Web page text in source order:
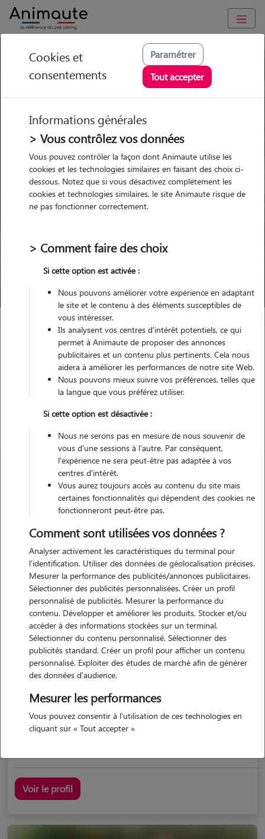
Trouvez votre gardien idéal !
Garde
chez le Pet Sitter
Garde
chez le Pet Sitter Visites
Visites
Pour quel animal ?
Trouver mon Pet Sitter
Garde animaux France Auvergne-Rhône-Alpes
Isère
Le Grand-Lemps
Nos cat sitters à Le Grand-Lemps
Cindy
CHABONS 38690
maison
pet sitter professionnelle
Voir le profil
Cookies et
consentements
Paramétrer
Tout accepter
Informations générales
> Vous contrôlez vos données
Vous pouvez contrôler la façon dont Animaute utilise les
cookies et les technologies similaires en faisant des choix ci-
dessous. Notez que si vous désactivez complètement les
cookies et technologies similaires, le site Animaute risque de
ne pas fonctionner correctement.
> Comment faire des choix
Si cette option est activée :
Nous pouvons améliorer votre expérience en adaptant
le site et le contenu à des éléments susceptibles de
vous intéresser.
Ils analysent vos centres d'intérêt potentiels, ce qui
permet à Animaute de proposer des annonces
publicitaires et un contenu plus pertinents. Cela nous
aidera à améliorer les performances de notre site Web.
Nous pouvons mieux suivre vos préférences, telles que
la langue que vous préférez utiliser.
Si cette option est désactivée :
Nous ne serons pas en mesure de nous souvenir de
vous d'une sessions à l'autre. Par conséquent,
l'expérience ne sera peut-être pas adaptée à vos
centres d'intérêt.
Vous aurez toujours accès au contenu du site mais
certaines fonctionnalités qui dépendent des cookies ne
fonctionneront peut-être pas.
Comment sont utilisées vos données ?
Analyser activement les caractéristiques du terminal pour
l'identification. Utiliser des données de géolocalisation précises.
Mesurer la performance des publicités/annonces publicitaires.
Sélectionner des publicités personnalisées. Créer un profil
personnalisé de publicités. Mesurer la performance du
contenu. Développer et améliorer les produits. Stocker et/ou
accéder à des informations stockées sur un terminal.
Sélectionner du contenu personnalisé. Sélectionner des
publicités standard. Créer un profil pour afficher un contenu
personnalisé. Exploiter des études de marché afin de générer
des données d'audience.
Mesurer les performances
Vous pouvez consentir à l'utilisation de ces technologies en
cliquant sur « Tout accepter »